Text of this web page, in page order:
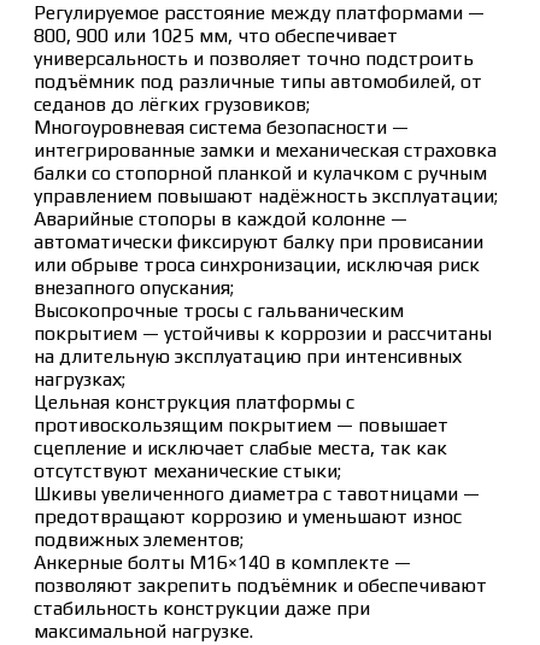
Регулируемое расстояние между платформами —
800, 900 или 1025 мм, что обеспечивает
универсальность и позволяет точно подстроить
подъёмник под различные типы автомобилей, от
седанов до лёгких грузовиков;
Многоуровневая система безопасности —
интегрированные замки и механическая страховка
балки со стопорной планкой и кулачком с ручным
управлением повышают надёжность эксплуатации;
Аварийные стопоры в каждой колонне —
автоматически фиксируют балку при провисании
или обрыве троса синхронизации, исключая риск
внезапного опускания;
Высокопрочные тросы с гальваническим
покрытием — устойчивы к коррозии и рассчитаны
на длительную эксплуатацию при интенсивных
нагрузках;
Цельная конструкция платформы с
противоскользящим покрытием — повышает
сцепление и исключает слабые места, так как
отсутствуют механические стыки;
Шкивы увеличенного диаметра с тавотницами —
предотвращают коррозию и уменьшают износ
подвижных элементов;
Анкерные болты М16×140 в комплекте —
позволяют закрепить подъёмник и обеспечивают
стабильность конструкции даже при
максимальной нагрузке.